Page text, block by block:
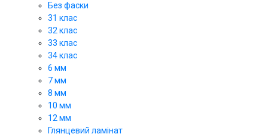
Без фаски
31 клас
32 клас
33 клас
34 клас
6 мм
7 мм
8 мм
10 мм
12 мм
Глянцевий ламінат